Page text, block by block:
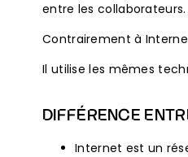
entre les collaborateurs.
Contrairement à
Il utilise les mêmes
DIFFÉRENCE
Internet est un